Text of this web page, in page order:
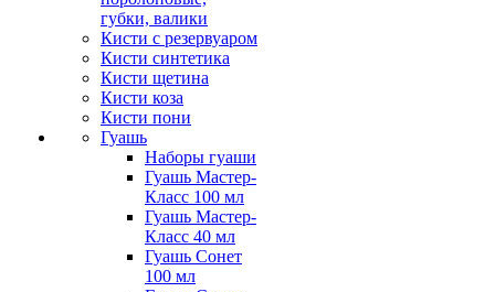
губки, валики
Кисти с резервуаром
Кисти синтетика
Кисти щетина
Кисти коза
Кисти пони
Гуашь
Наборы гуаши
Гуашь Мастер-
Класс 100 мл
Гуашь Мастер-
Класс 40 мл
Гуашь Сонет
100 мл